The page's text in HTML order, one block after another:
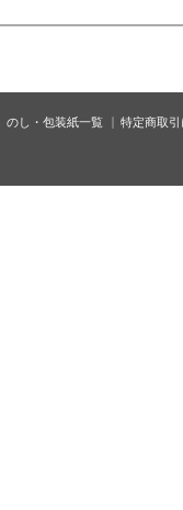
のし・包装紙一覧 特定商取